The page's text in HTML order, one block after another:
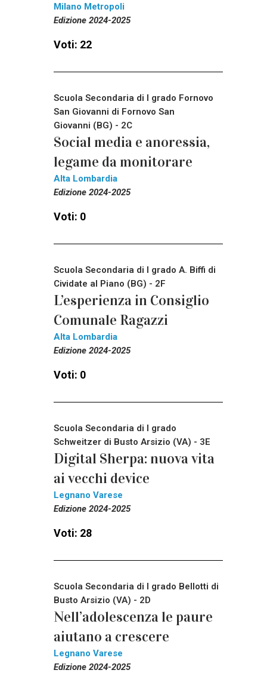
Milano Metropoli
Edizione 2024-2025
Voti: 22
Scuola Secondaria di I grado Fornovo
San Giovanni di Fornovo San
Giovanni (BG) - 2C
Social media e anoressia,
legame da monitorare
Alta Lombardia
Edizione 2024-2025
Voti: 0
Scuola Secondaria di I grado A. Biffi di
Cividate al Piano (BG) - 2F
L’esperienza in Consiglio
Comunale Ragazzi
Alta Lombardia
Edizione 2024-2025
Voti: 0
Scuola Secondaria di I grado
Schweitzer di Busto Arsizio (VA) - 3E
Digital Sherpa: nuova vita
ai vecchi device
Legnano Varese
Edizione 2024-2025
Voti: 28
Scuola Secondaria di I grado Bellotti di
Busto Arsizio (VA) - 2D
Nell’adolescenza le paure
aiutano a crescere
Legnano Varese
Edizione 2024-2025